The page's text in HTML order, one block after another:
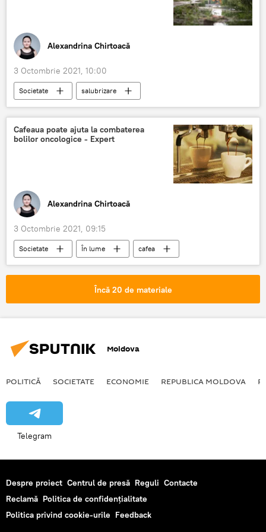
Alexandrina Chirtoacă
3 Octombrie 2021, 10:00
Societate
salubrizare
Primăria Chișinău
râul Bâc
Știri din Moldova
Cafeaua poate ajuta la combaterea
bolilor oncologice - Expert
Alexandrina Chirtoacă
3 Octombrie 2021, 09:15
Societate În lume
cafea
boli oncologice
Încă 20 de materiale
Moldova
POLITICĂ SOCIETATE ECONOMIE REPUBLICA MOLDOVA
Telegram
Despre proiect Centrul de presă Reguli Contacte
Reclamă Politica de confidențialitate
Politica privind cookie-urile Feedback